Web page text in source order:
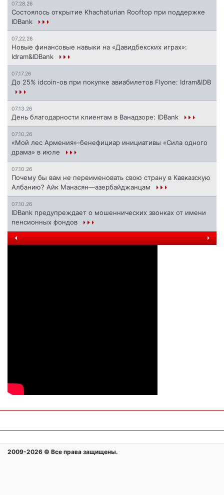
07.28.26
Состоялось открытие Khachaturian Rooftop при поддержке
IDBank
07.22.26
Новые финансовые навыки на «Давидбекских играх»:
Idram&IDBank
07.17.26
До 25% idcoin-ов при покупке авиабилетов Flyone: Idram&IDB
07.13.26
День благодарности клиентам в Ванадзоре: IDBank
07.10.26
«Мой лес Армения»-бенефициар инициативы «Сила одного
драма» в июле
07.10.26
Почему бы вам не переименовать свою страну в Кавказскую
Албанию? Айк Манасян—азербайджанцам
07.10.26
IDBank предупреждает о мошеннических звонках от имени
пенсионных фондов
2009-2026 © Все права защищены.